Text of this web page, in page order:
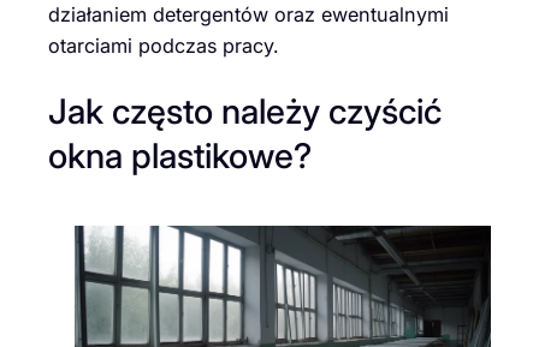
działaniem detergentów oraz ewentualnymi
otarciami podczas pracy.
Jak często należy czyścić
okna plastikowe?